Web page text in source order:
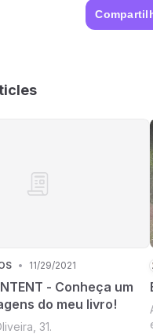
• 11/29/2021
- Conheça um
do meu livro!
31.